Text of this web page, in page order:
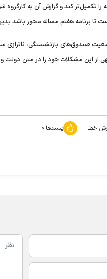
تکمیل‌تر کند و گزارش آن به کارگروه
تا برنامه هفتم مساله محور باشد
بازنشستگی، ناترازی
این مشکلات خود را در متن دولت
خطا پسندها:۰